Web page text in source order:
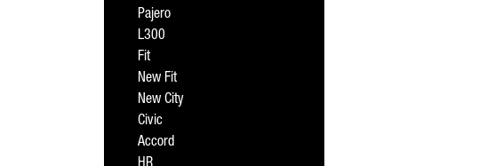
Pajero
L300
Fit
New Fit
New City
Civic
Accord